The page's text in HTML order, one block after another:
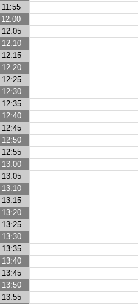
12:05
12:10
12:15
12:20
12:25
12:30
12:35
12:40
12:45
12:50
12:55
13:00
13:05
13:10
13:15
13:20
13:25
13:30
13:35
13:40
13:45
13:50
13:55